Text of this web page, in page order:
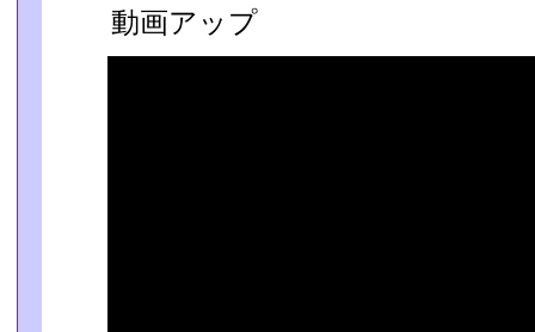
動画アップ